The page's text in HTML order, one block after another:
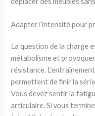
Adapter l’intensité pour
La question de la charge
métabolisme et
résistance.
permettent de finir la
Vous devez sentir la
articulaire. Si vous